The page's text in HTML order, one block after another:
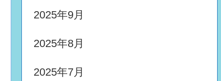
2025年9月
2025年8月
2025年7月